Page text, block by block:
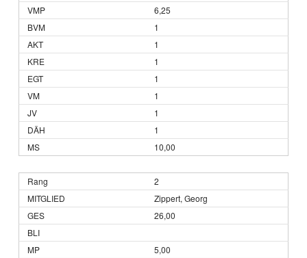
6,25
1
1
1
1
1
1
1
10,00
2
Zippert, Georg
26,00
5,00